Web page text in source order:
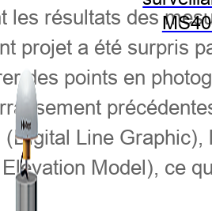
les résultats des
projet a été surpris
des points en
Line
Model), ce